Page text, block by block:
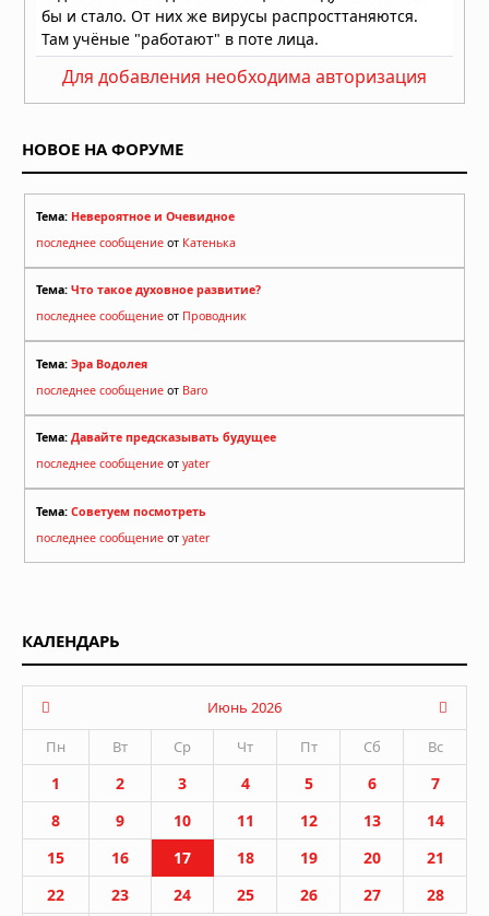
Восточной Африки: история,
которую колониальная археология
пыталась стереть
04.08.2026 в 11:37
кто она на самом деле?
Для добавления необходима авторизация
НОВОЕ НА ФОРУМЕ
Тема: Невероятное и Очевидное
последнее сообщение от Катенька
Тема: Что такое духовное развитие?
последнее сообщение от Проводник
Тема: Эра Водолея
последнее сообщение от Baro
Тема: Давайте предсказывать будущее
последнее сообщение от yater
Тема: Советуем посмотреть
последнее сообщение от yater
КАЛЕНДАРЬ
Июнь 2026
Пн
Вт Ср Чт Пт Сб Вс
1 2 3 4 5 6
7
8
9 10 11 12 13
14
15
16 17 18 19 20
21
22
23 24 25 26 27
28